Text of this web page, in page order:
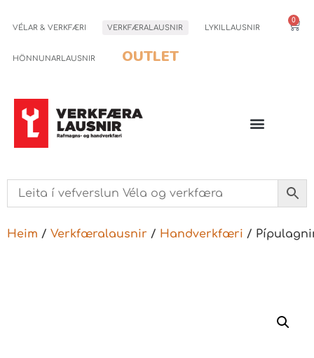
VÉLAR & VERKFÆRI VERKFÆRALAUSNIR LYKILLAUSNIR
HÖNNUNARLAUSNIR OUTLET
0
Heim / Verkfæralausnir / Handverkfæri /